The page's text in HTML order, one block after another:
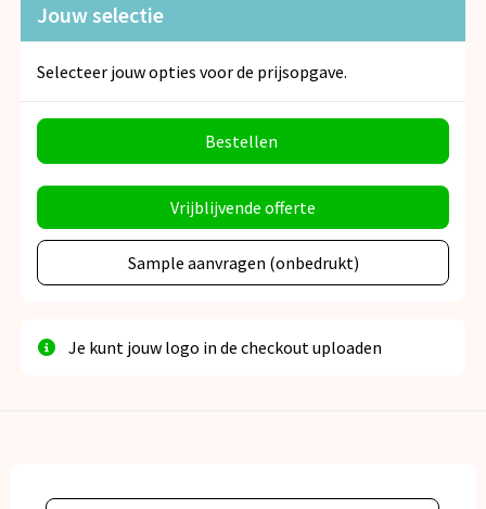
Jouw selectie
Selecteer jouw opties voor de prijsopgave.
Bestellen
Vrijblijvende offerte
Sample aanvragen (onbedrukt)
Je kunt jouw logo in de checkout uploaden